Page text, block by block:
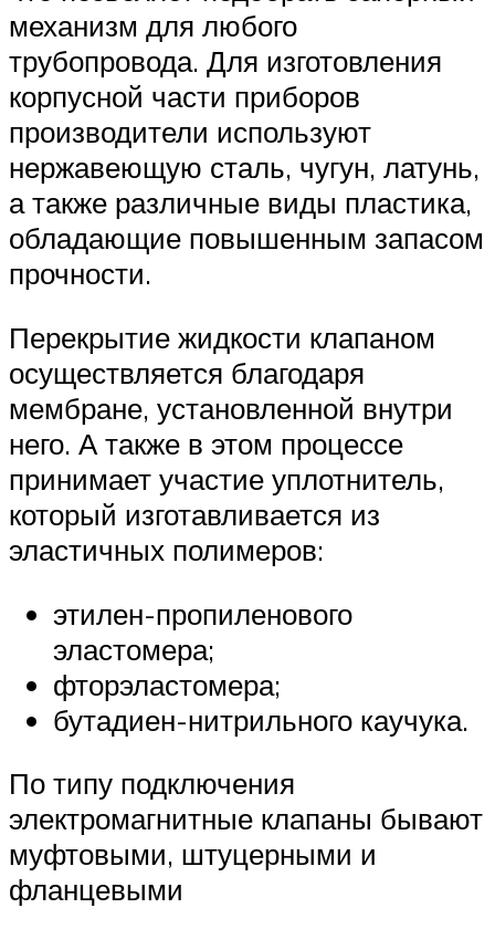
механизм для любого
трубопровода. Для изготовления
корпусной части приборов
производители используют
нержавеющую сталь, чугун, латунь,
а также различные виды пластика,
обладающие повышенным запасом
прочности.
Перекрытие жидкости клапаном
осуществляется благодаря
мембране, установленной внутри
него. А также в этом процессе
принимает участие уплотнитель,
который изготавливается из
эластичных полимеров:
этилен-пропиленового
эластомера;
фторэластомера;
бутадиен-нитрильного каучука.
По типу подключения
электромагнитные клапаны бывают
муфтовыми, штуцерными и
фланцевыми